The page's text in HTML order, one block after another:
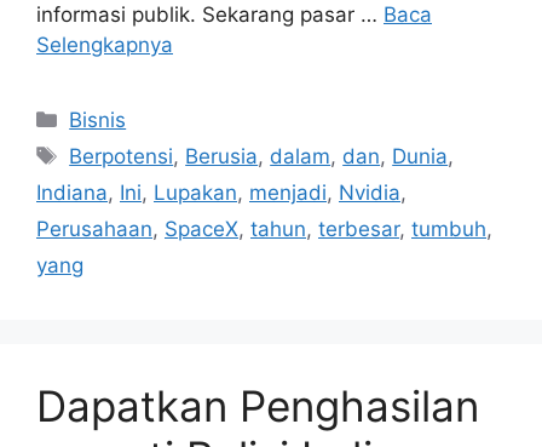
informasi publik. Sekarang pasar … Baca
Selengkapnya
Kategori
Bisnis
Tag
Berpotensi, Berusia, dalam, dan, Dunia,
Indiana, Ini, Lupakan, menjadi, Nvidia,
Perusahaan, SpaceX, tahun, terbesar, tumbuh,
yang
Dapatkan Penghasilan